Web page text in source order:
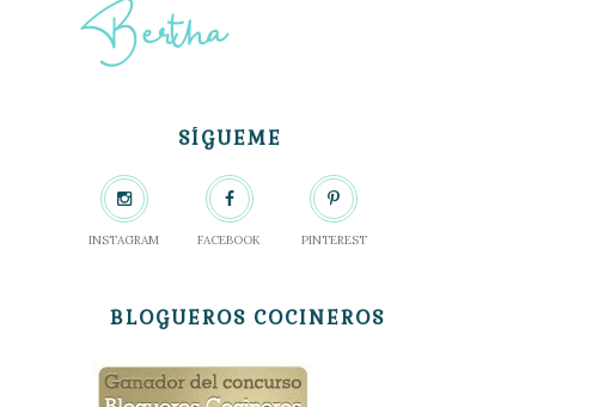
SÍGUEME
INSTAGRAM FACEBOOK PINTEREST
BLOGUEROS COCINEROS